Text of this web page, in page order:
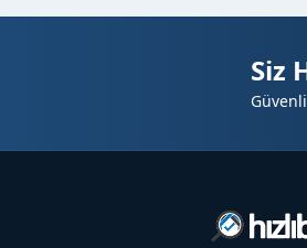
⬆️ Dijital PR ile tutarlı
Rekabet avantajı ve
Siz